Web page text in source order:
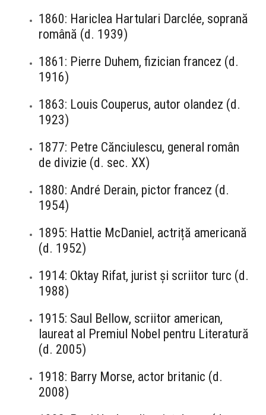
1860: Hariclea Hartulari Darclée, soprană
română (d. 1939)
1861: Pierre Duhem, fizician francez (d.
1916)
1863: Louis Couperus, autor olandez (d.
1923)
1877: Petre Cănciulescu, general român
de divizie (d. sec. XX)
1880: André Derain, pictor francez (d.
1954)
1895: Hattie McDaniel, actriță americană
(d. 1952)
1914: Oktay Rifat, jurist și scriitor turc (d.
1988)
1915: Saul Bellow, scriitor american,
laureat al Premiul Nobel pentru Literatură
(d. 2005)
1918: Barry Morse, actor britanic (d.
2008)